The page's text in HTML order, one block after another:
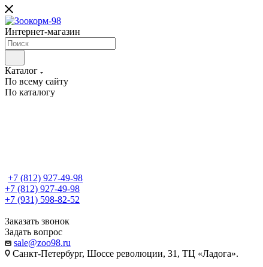
Интернет-магазин
Каталог
По всему сайту
По каталогу
+7 (812) 927-49-98
+7 (812) 927-49-98
+7 (931) 598-82-52
Заказать звонок
Задать вопрос
sale@zoo98.ru
Санкт-Петербург, Шоссе революции, 31, ТЦ «Ладога».